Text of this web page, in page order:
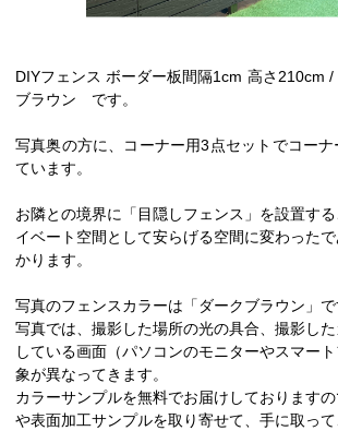
DIYフェンス ボーダー板間隔1cm 高さ210cm /
ブラウン です。
写真奥の方に、コーナー用3点セットでコー
ています。
お隣との境界に「目隠しフェンス」を設置す
イベート空間として安らげる空間に変わった
かります。
写真のフェンスカラーは「ダークブラウン」で
写真では、撮影した場所の光の具合、撮影し
している画面（パソコンのモニターやスマー
象が異なってきます。
カラーサンプルを無料でお届けしております
や表面加工サンプルを取り寄せて、手に取っ